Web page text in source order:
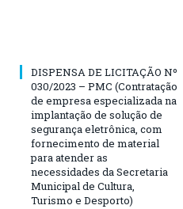
DISPENSA DE LICITAÇÃO Nº
030/2023 – PMC (Contratação
de empresa especializada na
implantação de solução de
segurança eletrônica, com
fornecimento de material
para atender as
necessidades da Secretaria
Municipal de Cultura,
Turismo e Desporto)